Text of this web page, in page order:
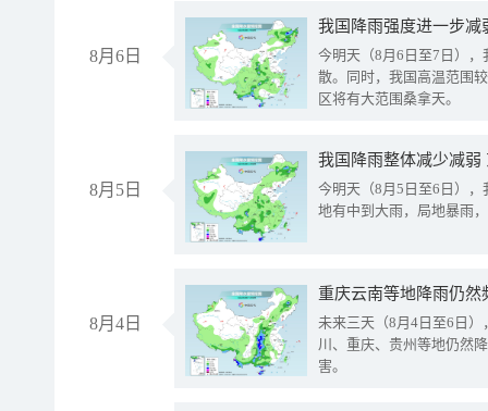
8月6日
今明天（8月6日至7日）
散。同时，我国高温范围
区将有大范围桑拿天。
8月5日
我国降雨整体减少减弱
今明天（8月5日至6日）
地有中到大雨，局地暴雨
8月4日
重庆云南等地降雨仍然
未来三天（8月4日至6日
川、重庆、贵州等地仍然
害。